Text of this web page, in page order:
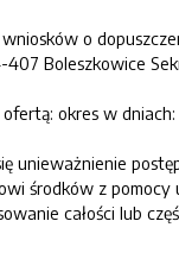
o
Boleszkowice
ofertą: okres w
unieważnienie
środków z pomocy
całości lub